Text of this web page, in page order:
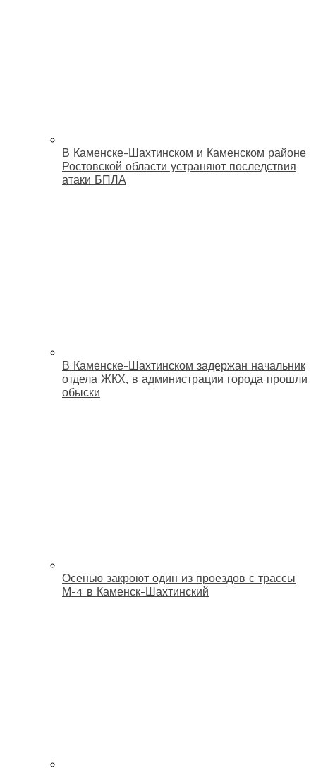
В Каменске-Шахтинском и Каменском районе
Ростовской области устраняют последствия
атаки БПЛА
В Каменске-Шахтинском задержан начальник
отдела ЖКХ, в администрации города прошли
обыски
Осенью закроют один из проездов с трассы
М-4 в Каменск-Шахтинский